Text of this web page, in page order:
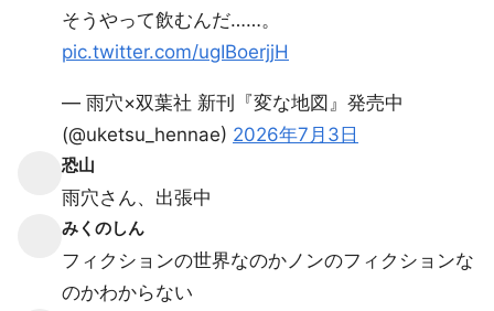
そうやって飲むんだ……。
pic.twitter.com/ugIBoerjjH
— 雨穴×双葉社 新刊『変な地図』発売中
(@uketsu_hennae) 2026年7月3日
恐山
雨穴さん、出張中
みくのしん
フィクションの世界なのかノンのフィクションな
のかわからない